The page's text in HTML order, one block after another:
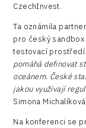
CzechInvest.
Ta oznámila
pro český
testovací prostředí.
pomáhá definovat
oceánem. České
jakou využívají
Simona
Na konferenci se